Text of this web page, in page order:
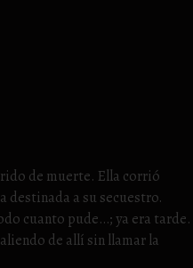
de muerte. Ella corrió
destinada a su secuestro.
cuanto pude…; ya era tarde.
de allí sin llamar la